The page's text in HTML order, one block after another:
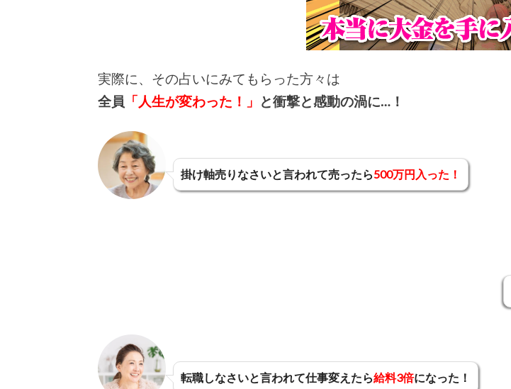
実際に、その占いにみてもらった方々は
全員 「人生が変わった！」 と衝撃と感動の渦に…！
掛け軸売りなさいと言われて売ったら500万円入った！
転職しなさいと言われて仕事変えたら給料3倍になった！